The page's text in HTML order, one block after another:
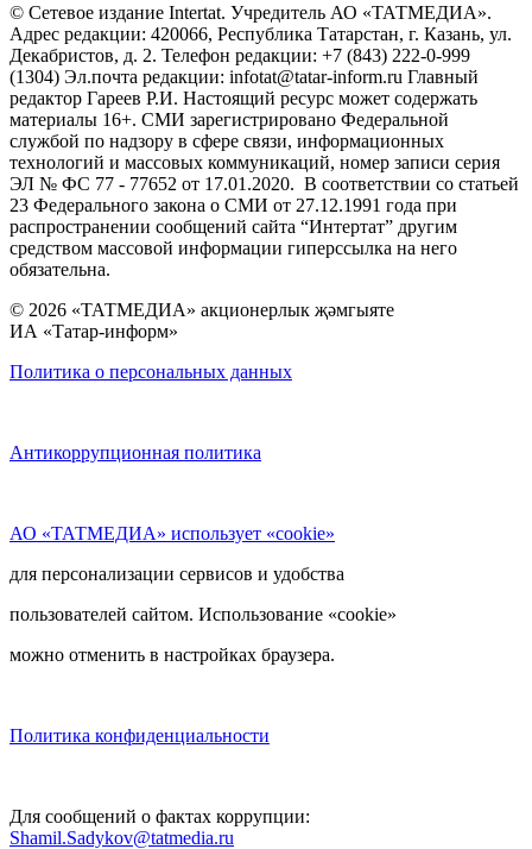
© Сетевое издание Intertat. Учредитель АО «ТАТМЕДИА».
Адрес редакции: 420066, Республика Татарстан, г. Казань, ул.
Декабристов, д. 2. Телефон редакции: +7 (843) 222-0-999
(1304) Эл.почта редакции: infotat@tatar-inform.ru Главный
редактор Гареев Р.И. Настоящий ресурс может содержать
материалы 16+. СМИ зарегистрировано Федеральной
службой по надзору в сфере связи, информационных
технологий и массовых коммуникаций, номер записи серия
ЭЛ № ФС 77 - 77652 от 17.01.2020. В соответствии со статьей
23 Федерального закона о СМИ от 27.12.1991 года при
распространении сообщений сайта “Интертат” другим
средством массовой информации гиперссылка на него
обязательна.
© 2026 «ТАТМЕДИА» акционерлык җәмгыяте
ИА «Татар-информ»
Политика о персональных данных
Антикоррупционная политика
АО «ТАТМЕДИА» использует «cookie»
для персонализации сервисов и удобства
пользователей сайтом. Использование «cookie»
можно отменить в настройках браузера.
Политика конфиденциальности
Для сообщений о фактах коррупции:
Shamil.Sadykov@tatmedia.ru